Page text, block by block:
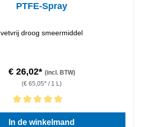
PTFE-Spray
vetvrij droog smeermiddel
€ 26,02* (incl. BTW)
(€ 65,05* / 1 L)
van 5 van 5 sterren
In de winkelmand